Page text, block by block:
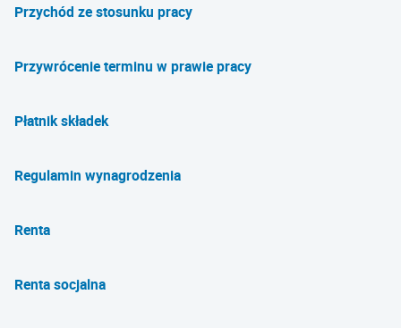
Przychód ze stosunku pracy
Przywrócenie terminu w prawie pracy
Płatnik składek
Regulamin wynagrodzenia
Renta
Renta socjalna